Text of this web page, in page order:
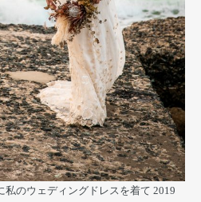
私のウェディングドレスを着て 2019